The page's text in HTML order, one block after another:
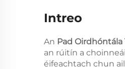
Intreo
An Pad Oirdhóntála
an rúitín a
éifeachtach chun